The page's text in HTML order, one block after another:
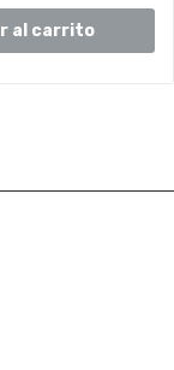
al carrito